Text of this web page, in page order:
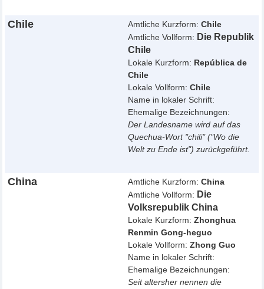
Chile Amtliche Kurzform:Chile
Amtliche Vollform: Die Republik
Chile
Lokale Kurzform: República de
Chile
Lokale Vollform:Chile
Name in lokaler Schrift:
Ehemalige Bezeichnungen:
Der Landesname wird auf das
Quechua-Wort "chili" ("Wo die
Welt zu Ende ist") zurückgeführt.
China Amtliche Kurzform:China
Amtliche Vollform: Die
Volksrepublik China
Lokale Kurzform:Zhonghua
Renmin Gong-heguo
Lokale Vollform:Zhong Guo
Name in lokaler Schrift:
Ehemalige Bezeichnungen:
Seit altersher nennen die